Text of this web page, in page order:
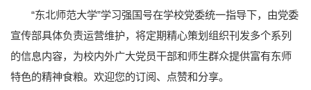
“东北师范大学”学习强国号在学校党委统一指导下，由党委
宣传部具体负责运营维护，将定期精心策划组织刊发多个系列
的信息内容，为校内外广大党员干部和师生群众提供富有东师
特色的精神食粮。欢迎您的订阅、点赞和分享。